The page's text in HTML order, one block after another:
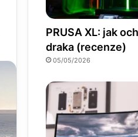
PRUSA XL: jak
draka (recenze)
05/05/2026